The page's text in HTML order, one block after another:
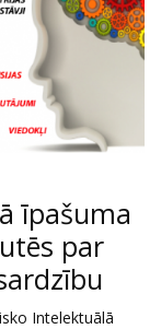
īpašuma
par
Intelektuālā